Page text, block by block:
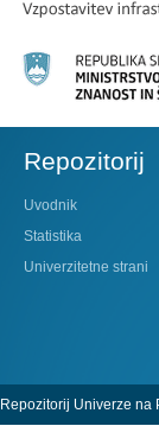
Repozitorij
Uvodnik
Statistika
Univerzitetne strani
Repozitorij Univerze na